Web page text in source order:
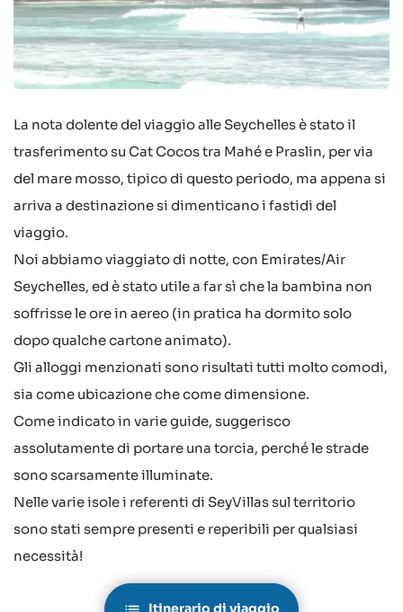
La nota dolente del viaggio alle Seychelles è stato il
trasferimento su Cat Cocos tra Mahé e Praslin, per via
del mare mosso, tipico di questo periodo, ma appena si
arriva a destinazione si dimenticano i fastidi del
viaggio.
Noi abbiamo viaggiato di notte, con Emirates/Air
Seychelles, ed è stato utile a far sì che la bambina non
soffrisse le ore in aereo (in pratica ha dormito solo
dopo qualche cartone animato).
Gli alloggi menzionati sono risultati tutti molto comodi,
sia come ubicazione che come dimensione.
Come indicato in varie guide, suggerisco
assolutamente di portare una torcia, perché le strade
sono scarsamente illuminate.
Nelle varie isole i referenti di SeyVillas sul territorio
sono stati sempre presenti e reperibili per qualsiasi
necessità!